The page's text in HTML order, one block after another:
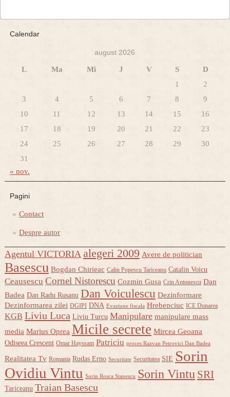
Calendar
august 2026
L Ma Mi J V S
D
1
2
3
4 5 6 7 8
9
10
11 12 13 14 15
16
17
18 19 20 21 22
23
24
25 26 27 28 29
30
31
« nov.
Pagini
Contact
Despre autor
Agentul VICTORIA alegeri 2009 Avere de politician
Basescu Bogdan Chirieac Calin Popescu Tariceanu Catalin Voicu
Ceausescu Cornel Nistorescu Cozmin Gusa Crin Antonescu Dan
Badea Dan Radu Rusanu Dan Voiculescu Dezinformare
Dezinformarea zilei DGIPI DNA Evaziune fiscala Hrebenciuc ICE Dunarea
KGB Liviu Luca Liviu Turcu Manipulare manipulare mass
media Marius Oprea Micile secrete Mircea Geoana
Odiseea Crescent Omar Hayssam Patriciu proces Razvan Petrovici Dan Badea
Realitatea Tv Romania Rudas Erno Securitate Securitatea SIE Sorin
Ovidiu Vintu Sorin Rosca Stanescu Sorin Vintu SRI
Tariceanu Traian Basescu